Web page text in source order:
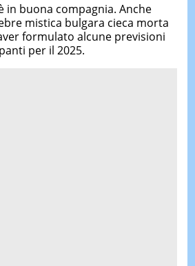
in buona compagnia. Anche
mistica bulgara cieca morta
formulato alcune previsioni
per il 2025.